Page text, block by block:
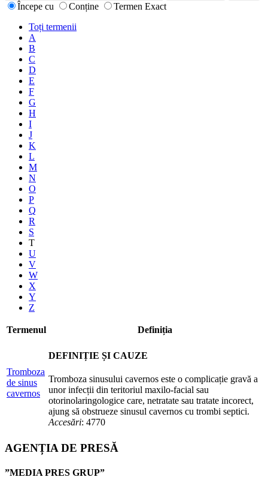
Începe cu Conține
Termen Exact
Toți termenii
A
B
C
D
E
F
G
H
I
J
K
L
M
N
O
P
Q
R
S
T
U
V
W
X
Y
Z
Termenul Definiția
Tromboza
de sinus
cavernos
DEFINIȚIE ȘI CAUZE
Tromboza sinusului cavernos este o complicație gravă a
unor infecții din teritoriul maxilo-facial sau
otorinolaringologice care, netratate sau tratate incorect,
ajung să obstrueze sinusul cavernos cu trombi septici.
Accesări: 4770
AGENȚIA DE PRESĂ
”MEDIA PRES GRUP”